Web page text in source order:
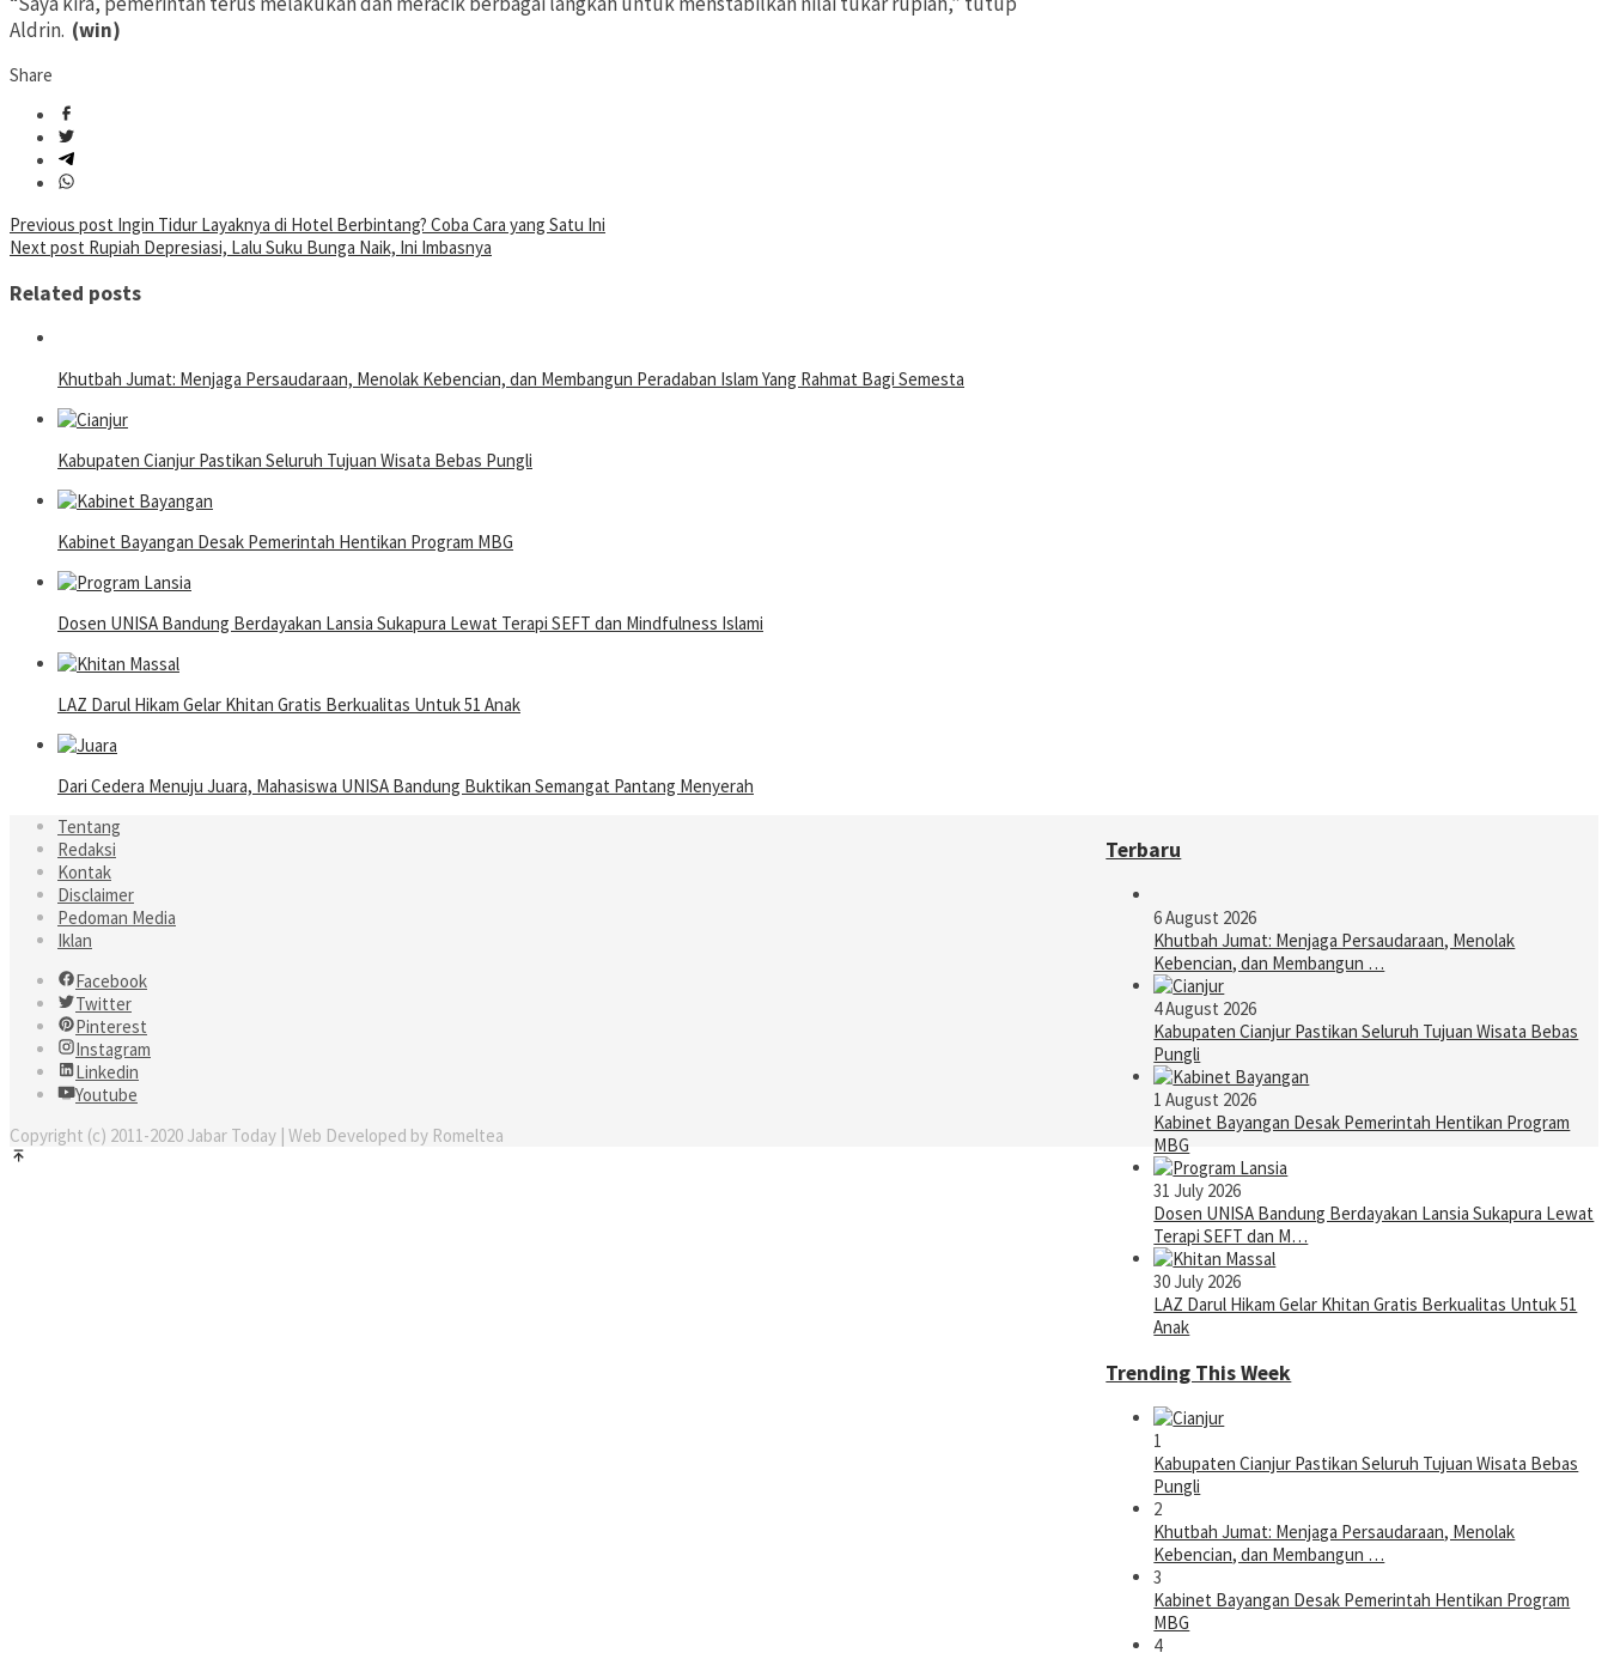
Aldrin. (win)
Share
Post
navigation
Previous post Ingin Tidur Layaknya di Hotel Berbintang? Coba Cara yang Satu Ini
Next post Rupiah Depresiasi, Lalu Suku Bunga Naik, Ini Imbasnya
Related posts
Khutbah Jumat: Menjaga Persaudaraan, Menolak Kebencian, dan Membangun Peradaban Islam Yang Rahmat Bagi Semesta
Kabupaten Cianjur Pastikan Seluruh Tujuan Wisata Bebas Pungli
Kabinet Bayangan Desak Pemerintah Hentikan Program MBG
Dosen UNISA Bandung Berdayakan Lansia Sukapura Lewat Terapi SEFT dan Mindfulness Islami
LAZ Darul Hikam Gelar Khitan Gratis Berkualitas Untuk 51 Anak
Dari Cedera Menuju Juara, Mahasiswa UNISA Bandung Buktikan Semangat Pantang Menyerah
Terbaru
6 August 2026
Khutbah Jumat: Menjaga Persaudaraan, Menolak
Kebencian, dan Membangun …
4 August 2026
Kabupaten Cianjur Pastikan Seluruh Tujuan Wisata Bebas
Pungli
1 August 2026
Kabinet Bayangan Desak Pemerintah Hentikan Program
MBG
31 July 2026
Dosen UNISA Bandung Berdayakan Lansia Sukapura Lewat
Terapi SEFT dan M…
30 July 2026
LAZ Darul Hikam Gelar Khitan Gratis Berkualitas Untuk 51
Anak
Trending This Week
1
Kabupaten Cianjur Pastikan Seluruh Tujuan Wisata Bebas
Pungli
2
Khutbah Jumat: Menjaga Persaudaraan, Menolak
Kebencian, dan Membangun …
3
Kabinet Bayangan Desak Pemerintah Hentikan Program
MBG
4
Tentang
Redaksi
Kontak
Disclaimer
Pedoman Media
Iklan
Facebook
Twitter
Pinterest
Instagram
Linkedin
Youtube
Copyright (c) 2011-2020 Jabar Today | Web Developed by Romeltea